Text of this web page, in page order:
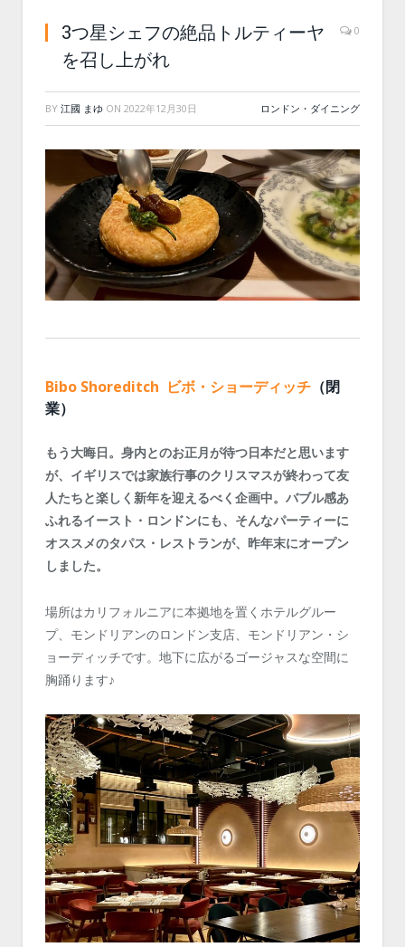
3つ星シェフの絶品トルティーヤ
を召し上がれ
0
BY 江國 まゆ ON 2022年12月30日 ロンドン・ダイニング
Bibo Shoreditch ビボ・ショーディッチ （閉
業）
もう大晦日。身内とのお正月が待つ日本だと思います
が、イギリスでは家族行事のクリスマスが終わって友
人たちと楽しく新年を迎えるべく企画中。バブル感あ
ふれるイースト・ロンドンにも、そんなパーティーに
オススメのタパス・レストランが、昨年末にオープン
しました。
場所はカリフォルニアに本拠地を置くホテルグルー
プ、モンドリアンのロンドン支店、モンドリアン・シ
ョーディッチです。地下に広がるゴージャスな空間に
胸踊ります♪